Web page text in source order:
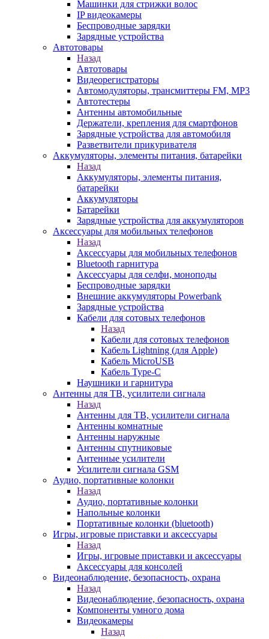
Машинки для стрижки волос
IP видеокамеры
Беспроводные зарядки
Зарядные устройства
Автотовары
Назад
Автотовары
Видеорегистраторы
Автомодуляторы, трансмиттеры FM, MP3
Автотестеры
Антенны автомобильные
Держатели, крепления для смартфонов
Зарядные устройства для автомобиля
Разветвители прикуривателя
Аккумуляторы, элементы питания, батарейки
Назад
Аккумуляторы, элементы питания,
батарейки
Аккумуляторы
Батарейки
Зарядные устройства для аккумуляторов
Аксессуары для мобильных телефонов
Назад
Аксессуары для мобильных телефонов
Bluetooth гарнитура
Аксессуары для селфи, моноподы
Беспроводные зарядки
Внешние аккумуляторы Powerbank
Зарядные устройства
Кабели для сотовых телефонов
Назад
Кабели для сотовых телефонов
Кабель Lightning (для Apple)
Кабель MicroUSB
Кабель Type-C
Наушники и гарнитура
Антенны для ТВ, усилители сигнала
Назад
Антенны для ТВ, усилители сигнала
Антенны комнатные
Антенны наружные
Антенны спутниковые
Антенные усилители
Усилители сигнала GSM
Аудио, портативные колонки
Назад
Аудио, портативные колонки
Напольные колонки
Портативные колонки (bluetooth)
Игры, игровые приставки и аксессуары
Назад
Игры, игровые приставки и аксессуары
Аксессуары для консолей
Видеонаблюдение, безопасность, охрана
Назад
Видеонаблюдение, безопасность, охрана
Компоненты умного дома
Видеокамеры
Назад